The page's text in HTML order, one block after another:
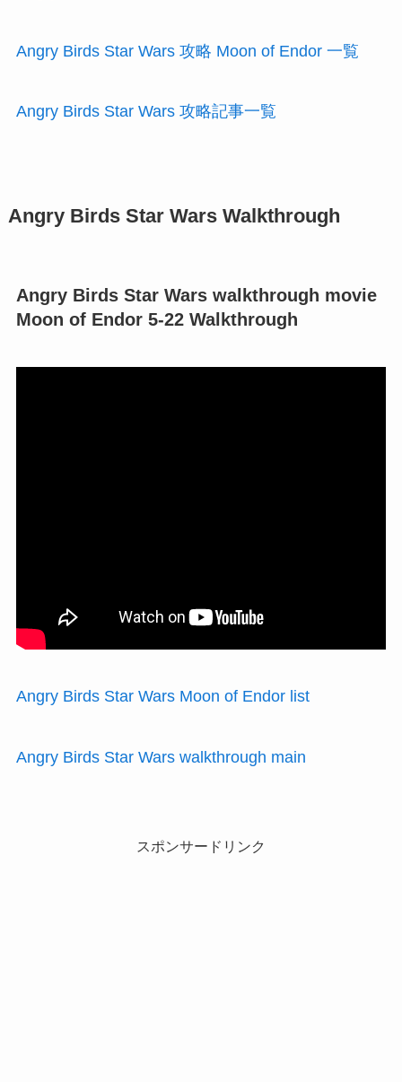
Angry Birds Star Wars 攻略 Moon of Endor 一覧
Angry Birds Star Wars 攻略記事一覧
Angry Birds Star Wars Walkthrough
Angry Birds Star Wars walkthrough movie
Moon of Endor 5-22 Walkthrough
Angry Birds Star Wars Moon of Endor list
Angry Birds Star Wars walkthrough main
スポンサードリンク